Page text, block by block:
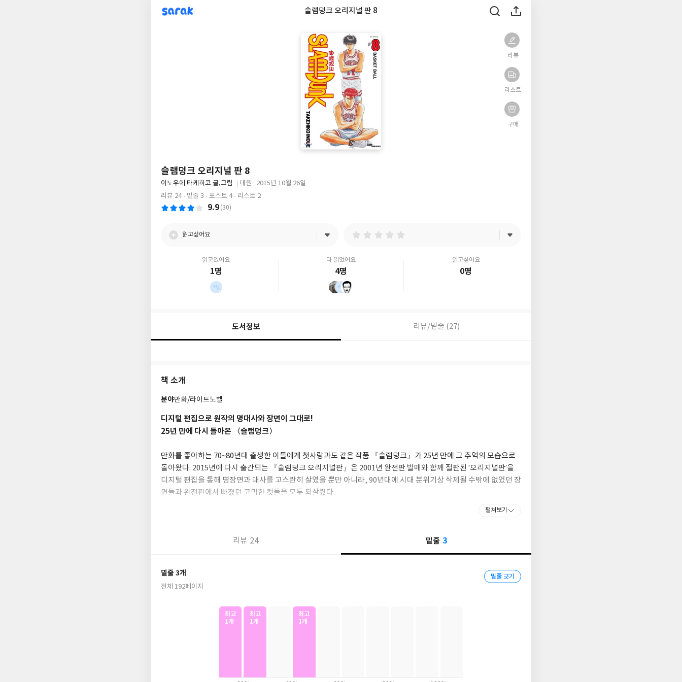
sarak 슬램덩크 오리지널 판 8
리뷰
리스트
구매
슬램덩크 오리지널 판 8
글
쓴
이노우에 타케히코 글,그림
출
대원
출
2015년 10월 26일
리뷰 24
밑줄 3 포스트 4 리스트 2
9.9 (30)
읽고싶어요
읽고있어요
1명
다 읽었어요
4명
읽고싶어요
0명
도서정보 리뷰/밑줄 (27)
책 소개
분야만화/라이트노벨
디지털 편집으로 원작의 명대사와 장면이 그대로!
25년 만에 다시 돌아온 〈슬램덩크〉
만화를 좋아하는 70~80년대 출생한 이들에게 첫사랑과도 같은 작품 『슬램덩크』가 25년 만에 그 추억의 모습으로
돌아왔다. 2015년에 다시 출간되는 『슬램덩크 오리지널판』은 2001년 완전판 발매와 함께 절판된 ‘오리지널판’을
디지털 편집을 통해 명장면과 대사를 고스란히 살였을 뿐만 아니라, 90년대에 시대 분위기상 삭제될 수밖에 없었던 장
면들과 완전판에서 빠졌던 코믹한 컷들을 모두 되살렸다.
하세요 ’라는 그녀의 한 마디. 그 후 소연에게 잘 보이려고 농구를 좋아한다고 거짓말을 하고, 억지로 농구부에 들었다
가 결국 농구에 청춘을 불태우면서 바스켓맨으로서 성장하는 모습을 그리고 있다. 〈슬램덩크〉는 강백호만이 아니
한 여러 등장인물도 함께 성장하고, 상대 팀도 적으로서만이 아닌 좋은 라이벌로 그리고 있어 스포츠가 단순히 승부를
가리는 것이 아니라 개인의 성장, 자아 정체성을 향상시키게 되는 과정을 그리고 있다. 70~80년대 출생한 독자들에겐
입문하는 평범함을 거부하는 청소년 독자들에게도 재미와 감동을 줄 수 있는 최고의 만화로 자리매김할 수 있을 것인
펼쳐보기
리뷰 24 밑줄 3
밑줄 3개
전체 192페이지
밑줄 긋기
최고
1개
최고
1개
최고
1개